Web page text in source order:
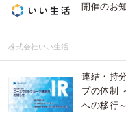
開催のお
株式会社いい生活
連結・持
プの体制
への移行～